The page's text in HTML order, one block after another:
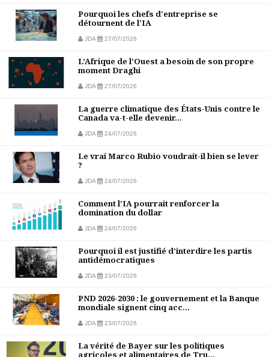
Pourquoi les chefs d'entreprise se
détournent de l'IA
JDA 27/07/2026
L’Afrique de l’Ouest a besoin de son propre
moment Draghi
JDA 27/07/2026
La guerre climatique des États-Unis contre le
Canada va-t-elle devenir...
JDA 24/07/2026
Le vrai Marco Rubio voudrait-il bien se lever
?
JDA 24/07/2026
Comment l'IA pourrait renforcer la
domination du dollar
JDA 24/07/2026
Pourquoi il est justifié d’interdire les partis
antidémocratiques
JDA 23/07/2026
PND 2026-2030 : le gouvernement et la Banque
mondiale signent cinq acc...
JDA 23/07/2026
La vérité de Bayer sur les politiques